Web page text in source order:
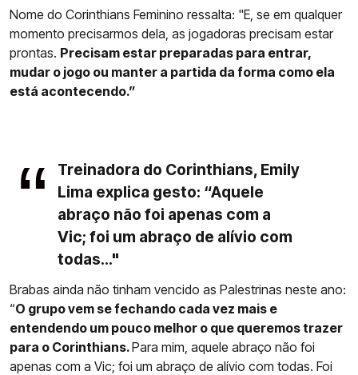
Nome do Corinthians Feminino ressalta: "E, se em qualquer
momento precisarmos dela, as jogadoras precisam estar
prontas. Precisam estar preparadas para entrar,
mudar o jogo ou manter a partida da forma como ela
está acontecendo.”
Treinadora do Corinthians, Emily
Lima explica gesto: “Aquele
abraço não foi apenas com a
Vic; foi um abraço de alívio com
todas..."
Brabas ainda não tinham vencido as Palestrinas neste ano:
“O grupo vem se fechando cada vez mais e
entendendo um pouco melhor o que queremos trazer
para o Corinthians.Para mim, aquele abraço não foi
apenas com a Vic; foi um abraço de alívio com todas. Foi